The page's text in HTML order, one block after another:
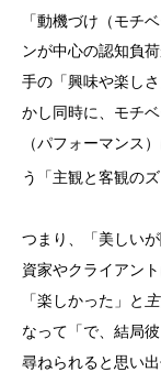
「動機づけ（モチ
ンが中心の認知負
手の「興味や楽し
かし同時に、モチ
（パフォーマンス
う「主観と客観の
つまり、「美しい
資家やクライアン
「楽しかった」と
なって「で、結局
尋ねられると思い